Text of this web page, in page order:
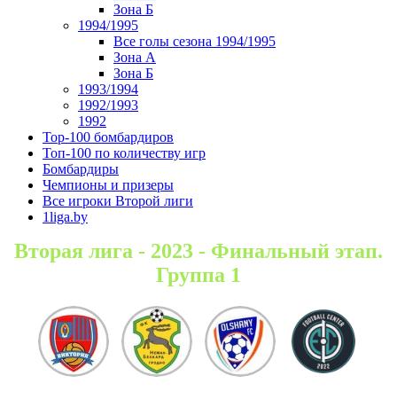
Зона Б
1994/1995
Все голы сезона 1994/1995
Зона А
Зона Б
1993/1994
1992/1993
1992
Top-100 бомбардиров
Топ-100 по количеству игр
Бомбардиры
Чемпионы и призеры
Все игроки Второй лиги
1liga.by
Вторая лига - 2023 - Финальный этап.
Группа 1